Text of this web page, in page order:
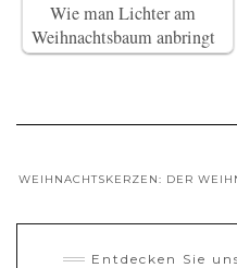
Wie man Lichter am
Weihnachtsbaum anbringt
WEIHNACHTSKERZEN: DER
Entdecken Sie